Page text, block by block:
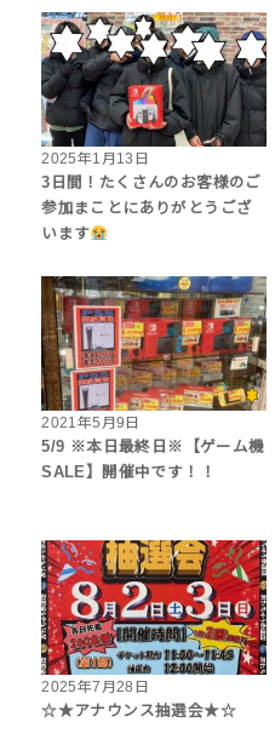
2025年1月13日
3日間！たくさんのお客様のご
参加まことにありがとうござ
います
2021年5月9日
5/9 ※本日最終日※【ゲーム機
SALE】開催中です！！
2025年7月28日
☆★アナウンス抽選会★☆